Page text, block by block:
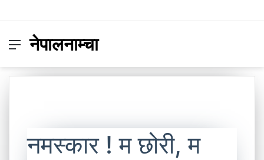
Menu
नेपालनाम्चा
नमस्कार ! म छोरी, म